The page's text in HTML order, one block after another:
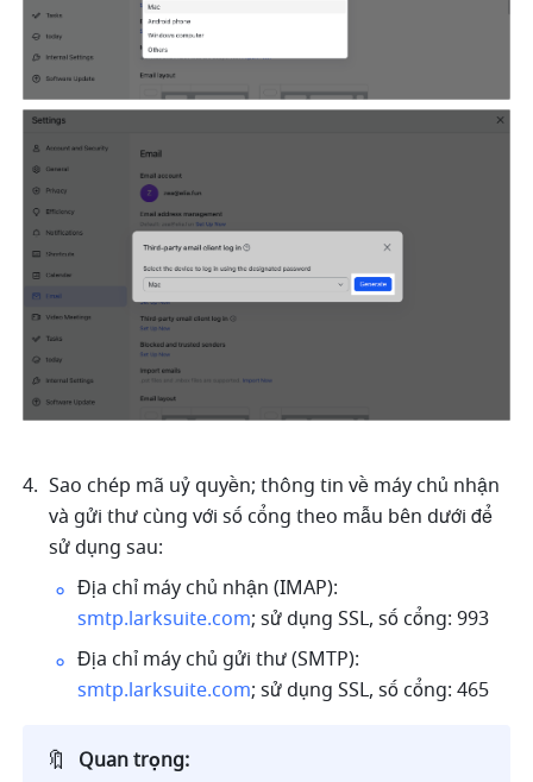
Sao chép mã uỷ quyền; thông tin về máy chủ nhận
và gửi thư cùng với số cổng theo mẫu bên dưới để
sử dụng sau:
smtp.larksuite.com; sử dụng SSL, số cổng: 993
smtp.larksuite.com; sử dụng SSL, số cổng: 465
🔖
Quan trọng: